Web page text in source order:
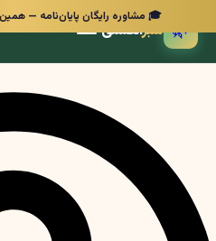
🎓 مشاوره رایگان پایان‌نامه —
🌿 سبزانگشتی